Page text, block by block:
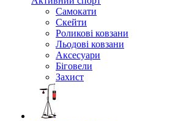
Самокати
Скейти
Роликові ковзани
Льодові ковзани
Аксесуари
Біговели
Захист